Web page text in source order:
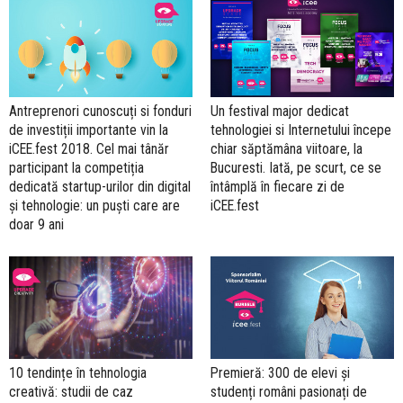
Antreprenori cunoscuți si fonduri
de investiții importante vin la
iCEE.fest 2018. Cel mai tânăr
participant la competiția
dedicată startup-urilor din digital
și tehnologie: un puști care are
doar 9 ani
Un festival major dedicat
tehnologiei si Internetului începe
chiar săptămâna viitoare, la
Bucuresti. Iată, pe scurt, ce se
întâmplă în fiecare zi de
iCEE.fest
10 tendințe în tehnologia
creativă: studii de caz
Premieră: 300 de elevi și
studenți români pasionați de